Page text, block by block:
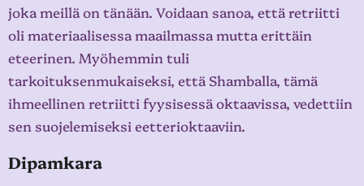
joka meillä on tänään. Voidaan sanoa, että retriitti
oli materiaalisessa maailmassa mutta erittäin
eteerinen. Myöhemmin tuli
tarkoituksenmukaiseksi, että Shamballa, tämä
ihmeellinen retriitti fyysisessä oktaavissa, vedettiin
sen suojelemiseksi eetterioktaaviin.
Dipamkara